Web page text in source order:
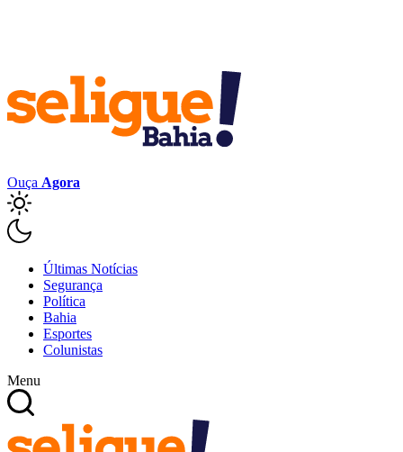
Ouça Agora
Últimas Notícias
Segurança
Política
Bahia
Esportes
Colunistas
Menu